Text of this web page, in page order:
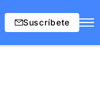
Suscríbete